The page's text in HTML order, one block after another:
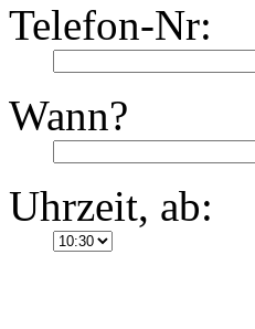
Telefon-Nr:
Wann?
Uhrzeit, ab: